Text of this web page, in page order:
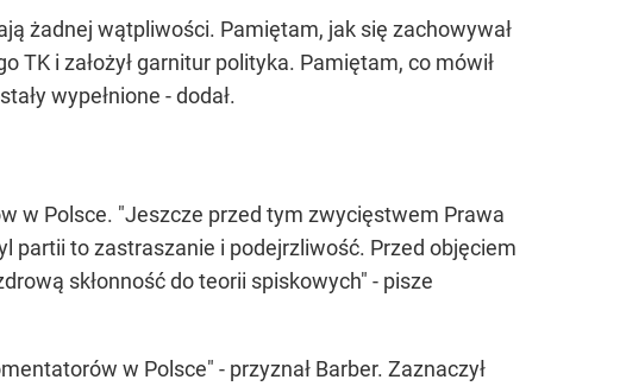
żadnej wątpliwości. Pamiętam, jak się zachowywał
TK i założył garnitur polityka. Pamiętam, co mówił
wypełnione - dodał.
w Polsce. "Jeszcze przed tym zwycięstwem Prawa
partii to zastraszanie i podejrzliwość. Przed objęciem
skłonność do teorii spiskowych" - pisze
w Polsce" - przyznał Barber. Zaznaczył